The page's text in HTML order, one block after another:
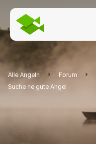
Alle Angeln Forum
Suche ne gute Angel